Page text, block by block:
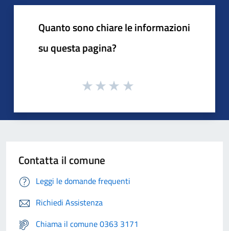
Quanto sono chiare le informazioni
su questa pagina?
Contatta il comune
Leggi le domande frequenti
Richiedi Assistenza
Chiama il comune 0363 3171